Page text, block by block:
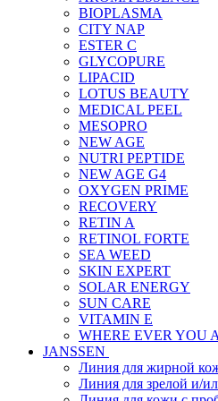
BIOPLASMA
CITY NAP
ESTER C
GLYCOPURE
LIPACID
LOTUS BEAUTY
MEDICAL PEEL
MESOPRO
NEW AGE
NUTRI PEPTIDE
NEW AGE G4
OXYGEN PRIME
RECOVERY
RETIN A
RETINOL FORTE
SEA WEED
SKIN EXPERT
SOLAR ENERGY
SUN CARE
VITAMIN E
WHERE EVER YOU
JANSSEN
Линия для жирной
Линия для зрелой и/